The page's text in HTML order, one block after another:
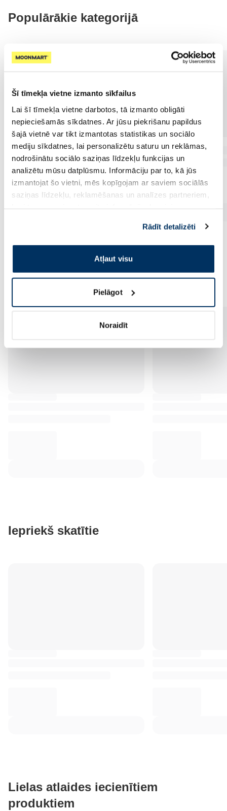
Šī tīmekļa vietne izmanto sīkfailus
Lai šī tīmekļa vietne darbotos, tā izmanto obligāti
nepieciešamās sīkdatnes. Ar jūsu piekrišanu papildus
šajā vietnē var tikt izmantotas statistikas un sociālo
mediju sīkdatnes, lai personalizētu saturu un reklāmas,
nodrošinātu sociālo saziņas līdzekļu funkcijas un
analizētu mūsu datplūsmu. Informāciju par to, kā jūs
izmantojat šo vietni, mēs kopīgojam ar saviem sociālās
saziņas līdzekļu, reklamēšanas un analīzes partneriem,
pakalpojumus. Ja piekrītat šo papildu sīkdatņu
izmantošanai, lūdzu, atzīmējiet savu izvēli:
Rādīt detalizēti
Atļaut visu
Pielāgot
Noraidīt
Populārākie kategorijā
Vēl no šī zīmola
Iepriekš skatītie
Lielas atlaides iecienītiem
produktiem